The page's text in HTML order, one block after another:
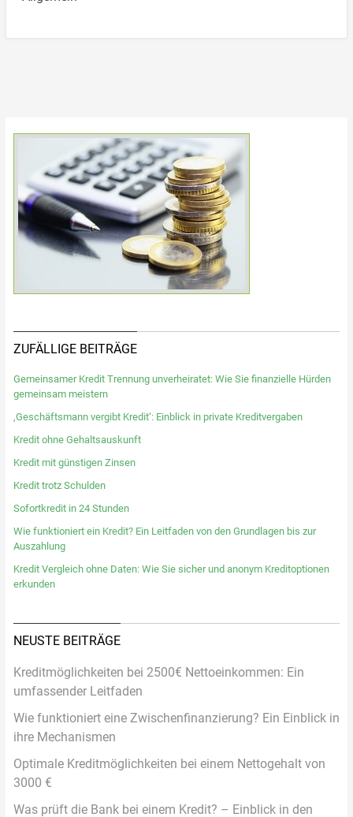
ZUFÄLLIGE BEITRÄGE
Gemeinsamer Kredit Trennung unverheiratet: Wie Sie finanzielle Hürden
gemeinsam meistern
‚Geschäftsmann vergibt Kredit‘: Einblick in private Kreditvergaben
Kredit ohne Gehaltsauskunft
Kredit mit günstigen Zinsen
Kredit trotz Schulden
Sofortkredit in 24 Stunden
Wie funktioniert ein Kredit? Ein Leitfaden von den Grundlagen bis zur
Auszahlung
Kredit Vergleich ohne Daten: Wie Sie sicher und anonym Kreditoptionen
erkunden
NEUSTE BEITRÄGE
Kreditmöglichkeiten bei 2500€ Nettoeinkommen: Ein
umfassender Leitfaden
Wie funktioniert eine Zwischenfinanzierung? Ein Einblick in
ihre Mechanismen
Optimale Kreditmöglichkeiten bei einem Nettogehalt von
3000 €
Was prüft die Bank bei einem Kredit? – Einblick in den